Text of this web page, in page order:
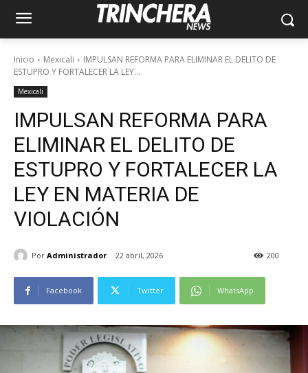
Inicio Mexicali
IMPULSAN REFORMA PARA ELIMINAR EL DELITO DE
ESTUPRO Y FORTALECER LA LEY...
Mexicali
IMPULSAN REFORMA PARA
ELIMINAR EL DELITO DE
ESTUPRO Y FORTALECER LA
LEY EN MATERIA DE
VIOLACIÓN
Por Administrador 22 abril, 2026 200
Facebook Twitter WhatsApp